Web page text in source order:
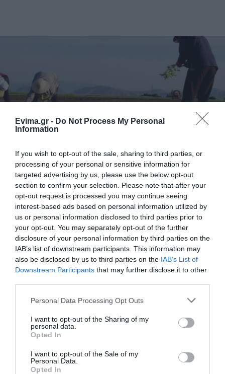
Evima.gr - Do Not Process My Personal
Information
If you wish to opt-out of the sale, sharing to third parties, or
processing of your personal or sensitive information for
targeted advertising by us, please use the below opt-out
section to confirm your selection. Please note that after your
opt-out request is processed you may continue seeing
interest-based ads based on personal information utilized by
us or personal information disclosed to third parties prior to
your opt-out. You may separately opt-out of the further
disclosure of your personal information by third parties on the
IAB’s list of downstream participants. This information may
also be disclosed by us to third parties on the IAB’s List of
Downstream Participants that may further disclose it to other
Please note that this website/app uses one or more Google
not limited to your visit or usage behaviour. You may click to
grant or deny consent to Google and its third-party tags to
use your data for below specified purposes in below Google
consent section.
Personal Data Processing Opt Outs
I want to opt-out of the Sharing of my
personal data.
Opted In
I want to opt-out of the Sale of my
Personal Data.
Opted In
επιδοτήσεων- Ποιου «πάνε ταμείο»
04.05.2023 | 12:00
ΟΠΕΚΕΠΕ: Οι πληρωμές του επόμενου
τριμήνου για τις αγροτικές ενισχύσεις
13.04.2022 | 13:00